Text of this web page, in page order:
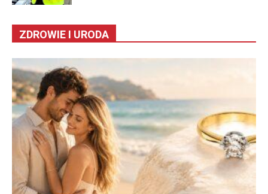
ZDROWIE I URODA